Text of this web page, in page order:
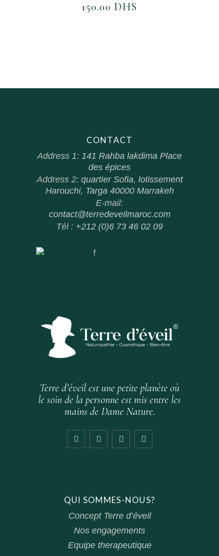
150.00 DHS
CONTACT
Address 1: 141 Rahba lakdima Place
des épices
Address 2: quartier Sofia, lotissement
Harouchi, Targa 40000 Marrakeh
E-mail:
contact@terredeveilmaroc.com
Tél : +212 (0)6 73 46 02 09
Terre d’éveil est une petite planète où
le soin de la personne est mis entre les
mains de Dame Nature.
QUI SOMMES-NOUS?
Concept Terre d’éveil
Nos engagements
Equipe therapeutique